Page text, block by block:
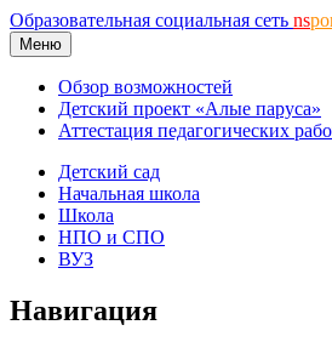
Образовательная социальная сеть ns
Меню
Обзор возможностей
Детский проект «Алые паруса»
Аттестация педагогических
Детский сад
Начальная школа
Школа
НПО и СПО
ВУЗ
Навигация